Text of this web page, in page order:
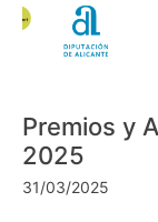
Premios y
2025
31/03/2025